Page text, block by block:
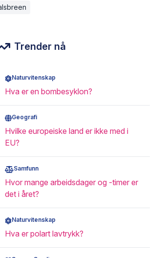
Trender nå
Naturvitenskap
Hva er en bombesyklon?
Geografi
Hvilke europeiske land er ikke med i
EU?
Samfunn
Hvor mange arbeidsdager og -timer er
det i året?
Naturvitenskap
Hva er polart lavtrykk?